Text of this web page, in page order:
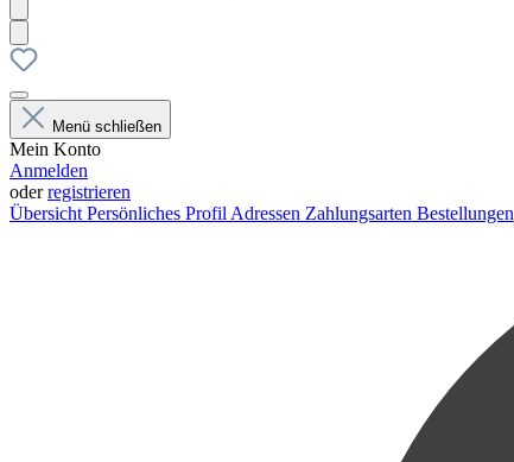
Menü schließen
Mein Konto
Anmelden
oderregistrieren
Übersicht Persönliches Profil Adressen Zahlungsarten Bestellungen